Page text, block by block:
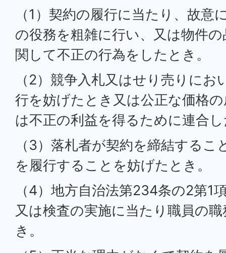
（1）契約の履行に当たり、故意
の役務を粗雑に行い、又は物件
関して不正の行為をしたとき。
（2）競争入札又はせり売りに
行を妨げたとき又は公正な価格
は不正の利益を得るために連合
（3）落札者が契約を締結するこ
を履行することを妨げたとき。
（4）地方自治法第234条の2第1
又は検査の実施に当たり職員の
き。